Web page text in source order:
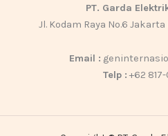
PT. Garda
Jl. Kodam Raya No.6
Email :
Telp : +62